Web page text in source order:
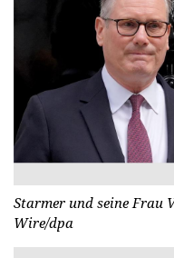
Starmer und seine Frau
Wire/dpa